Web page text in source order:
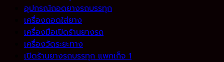
อุปกรณ์ถอดยางรถบรรทุก
เครื่องถอดใส่ยาง
เครื่องมือเปิดร้านยางรถ
เครื่องวัดระยะทาง
เปิดร้านยางรถบรรทุก แพกเก็จ 1